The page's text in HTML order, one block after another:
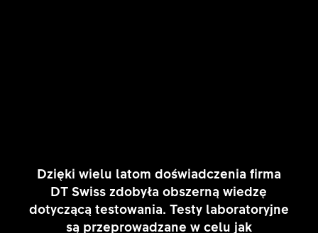
Dzięki wielu latom doświadczenia firma
DT Swiss zdobyła obszerną wiedzę
dotyczącą testowania. Testy laboratoryjne
są przeprowadzane w celu jak